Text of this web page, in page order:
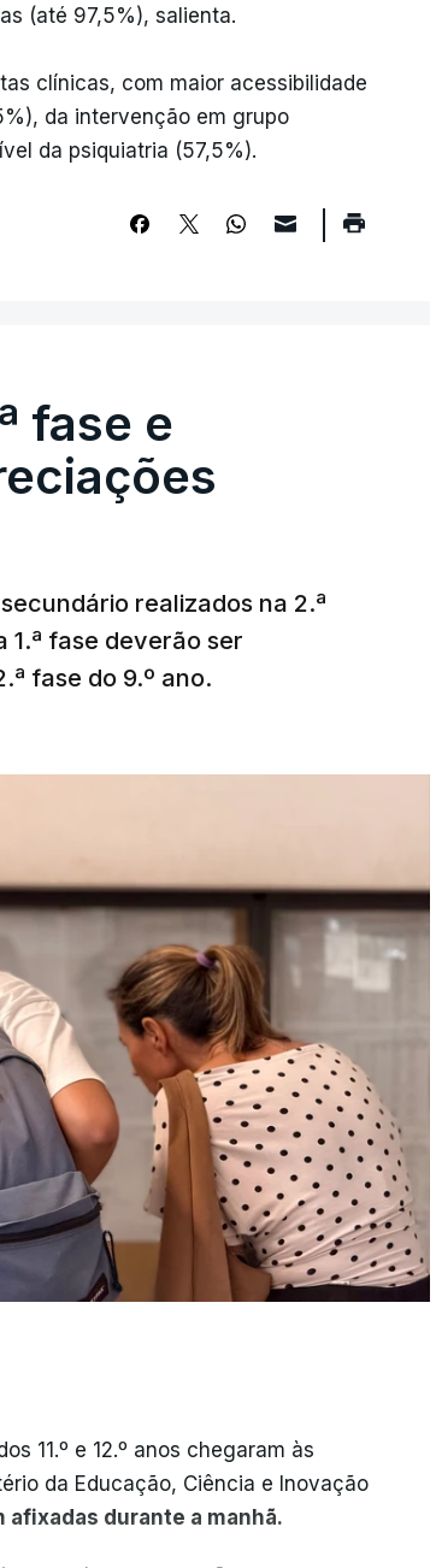
(até 97,5%), salienta.
clínicas, com maior acessibilidade
da intervenção em grupo
da psiquiatria (57,5%).
fase e
realizados na 2.ª
fase deverão ser
fase do 9.º ano.
11.º e 12.º anos chegaram às
da Educação, Ciência e Inovação
afixadas durante a manhã.